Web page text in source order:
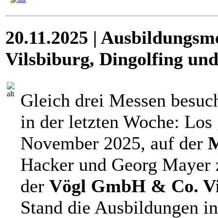
20.11.2025 |
Vilsbiburg, Dingolfing
Gleich drei Messen
in der letzten Woche: Los
November 2025, auf der
Hacker und Georg
der Vögl GmbH & Co.
Stand die Ausbildungen